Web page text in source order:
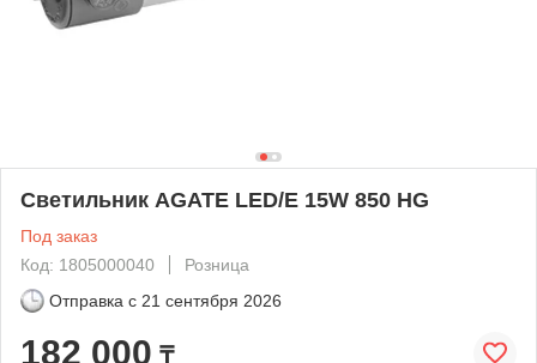
Светильник AGATE LED/E 15W 850 HG
Под заказ
Код: 1805000040
Розница
Отправка с 21 сентября 2026
182 000 ₸